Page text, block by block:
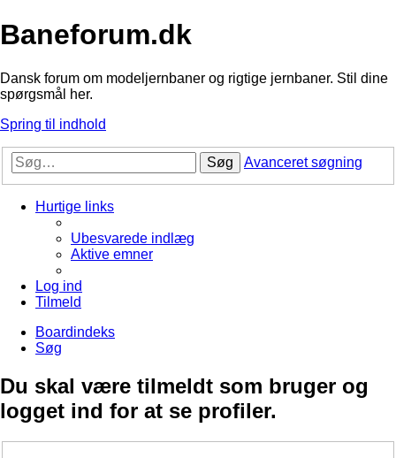
Baneforum.dk
Dansk forum om modeljernbaner og rigtige jernbaner. Stil dine
spørgsmål her.
Spring til indhold
Søg Avanceret søgning
Hurtige links
Ubesvarede indlæg
Aktive emner
Log ind
Tilmeld
Boardindeks
Søg
Du skal være tilmeldt som bruger og
logget ind for at se profiler.